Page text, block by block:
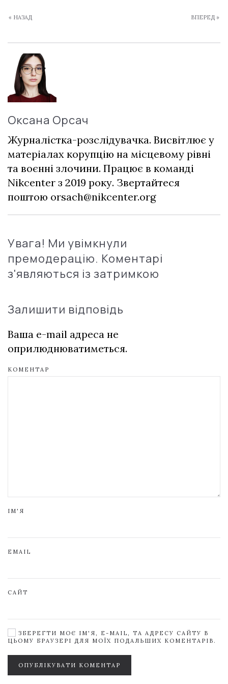
« НАЗАД ВПЕРЕД »
Оксана Орсач
Журналістка-розслідувачка. Висвітлює у
матеріалах корупцію на місцевому рівні
та воєнні злочини. Працює в команді
Nikcenter з 2019 року. Звертайтеся
поштою orsach@nikcenter.org
Увага! Ми увімкнули
премодерацію. Коментарі
з'являються із затримкою
Залишити відповідь
Ваша e-mail адреса не
оприлюднюватиметься.
КОМЕНТАР
ІМ'Я
EMAIL
САЙТ
ЗБЕРЕГТИ МОЄ ІМ'Я, E-MAIL, ТА АДРЕСУ САЙТУ В
ЦЬОМУ БРАУЗЕРІ ДЛЯ МОЇХ ПОДАЛЬШИХ КОМЕНТАРІВ.
ОПУБЛІКУВАТИ КОМЕНТАР